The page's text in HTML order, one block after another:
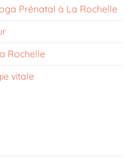
Prénatal à La Rochelle
Rochelle
vitale